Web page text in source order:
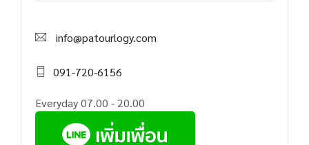
info@patourlogy.com
091-720-6156
Everyday 07.00 - 20.00